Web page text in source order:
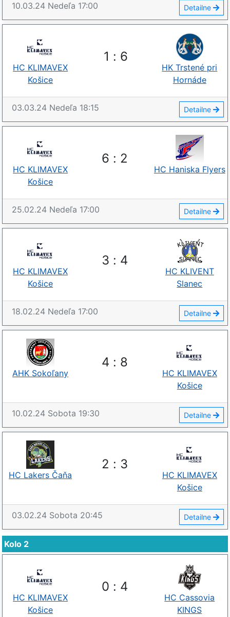
10.03.24 Nedeľa 17:00 Detailne
1 : 6
HC KLIMAVEX
Košice
HK Trstené pri
Hornáde
03.03.24 Nedeľa 18:15 Detailne
6 : 2
HC KLIMAVEX
Košice
HC Haniska Flyers
25.02.24 Nedeľa 17:00 Detailne
3 : 4
HC KLIMAVEX
Košice
HC KLIVENT
Slanec
18.02.24 Nedeľa 17:00 Detailne
4 : 8
AHK Sokoľany
HC KLIMAVEX
Košice
10.02.24 Sobota 19:30 Detailne
2 : 3
HC Lakers Čaňa
HC KLIMAVEX
Košice
03.02.24 Sobota 20:45 Detailne
Kolo 2
0 : 4
HC KLIMAVEX
Košice
HC Cassovia
KINGS